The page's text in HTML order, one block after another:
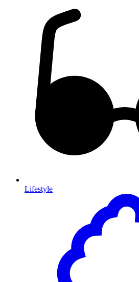
Lifestyle